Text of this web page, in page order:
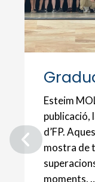
Esteim
publicació,
d’FP.
mostra de
moments,